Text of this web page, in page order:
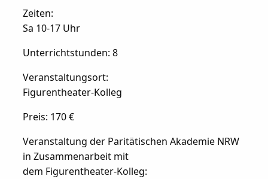
Zeiten:
Sa 10-17 Uhr
Unterrichtstunden: 8
Veranstaltungsort:
Figurentheater-Kolleg
Preis: 170 €
Veranstaltung der Paritätischen Akademie NRW
in Zusammenarbeit mit
dem Figurentheater-Kolleg: